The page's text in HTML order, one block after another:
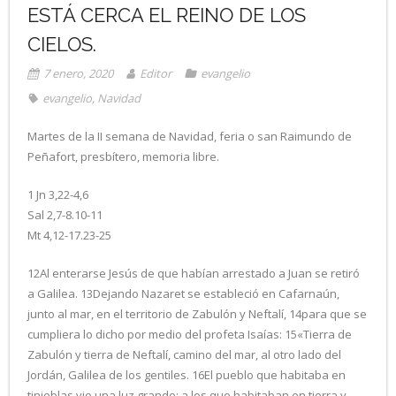
ESTÁ CERCA EL REINO DE LOS
CIELOS.
7 enero, 2020 Editor
evangelio
evangelio, Navidad
Martes de la II semana de Navidad, feria o san Raimundo de
Peñafort, presbítero, memoria libre.
1 Jn 3,22-4,6
Sal 2,7-8.10-11
Mt 4,12-17.23-25
12Al enterarse Jesús de que habían arrestado a Juan se retiró
a Galilea. 13Dejando Nazaret se estableció en Cafarnaún,
junto al mar, en el territorio de Zabulón y Neftalí, 14para que se
cumpliera lo dicho por medio del profeta Isaías: 15«Tierra de
Zabulón y tierra de Neftalí, camino del mar, al otro lado del
Jordán, Galilea de los gentiles. 16El pueblo que habitaba en